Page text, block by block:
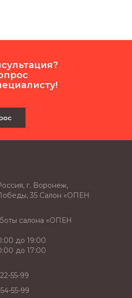
г. Воронеж,
35 Салон «ОПЕН
салона «ОПЕН
до 19:00
до 17:00
55-99
55-99